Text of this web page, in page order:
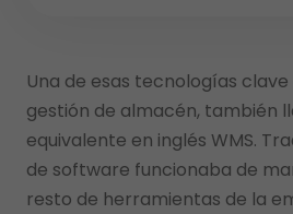
Una de esas tecnologías
gestión de almacén, también
equivalente en inglés WMS.
de software funcionaba de
resto de herramientas de la